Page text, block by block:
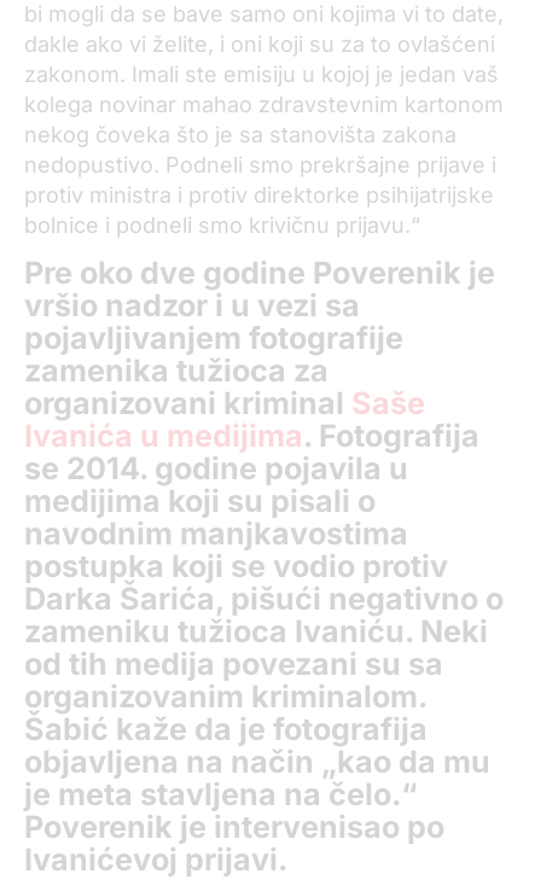
bi mogli da se bave samo oni kojima vi to date,
dakle ako vi želite, i oni koji su za to ovlašćeni
zakonom. Imali ste emisiju u kojoj je jedan vaš
kolega novinar mahao zdravstevnim kartonom
nekog čoveka što je sa stanovišta zakona
nedopustivo. Podneli smo prekršajne prijave i
protiv ministra i protiv direktorke psihijatrijske
bolnice i podneli smo krivičnu prijavu.“
Pre oko dve godine Poverenik je
vršio nadzor i u vezi sa
pojavljivanjem fotografije
zamenika tužioca za
organizovani kriminal Saše
Ivanića u medijima. Fotografija
se 2014. godine pojavila u
medijima koji su pisali o
navodnim manjkavostima
postupka koji se vodio protiv
Darka Šarića, pišući negativno o
zameniku tužioca Ivaniću. Neki
od tih medija povezani su sa
organizovanim kriminalom.
Šabić kaže da je fotografija
objavljena na način „kao da mu
je meta stavljena na čelo.“
Poverenik je intervenisao po
Ivanićevoj prijavi.